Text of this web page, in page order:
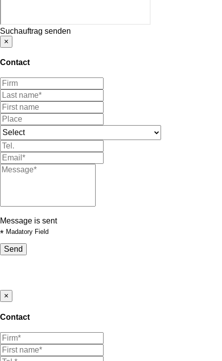
Suchauftrag senden
×
Contact
Message is sent
* Madatory Field
Send
×
Contact